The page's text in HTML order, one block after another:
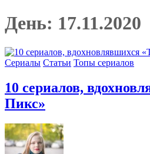
День: 17.11.2020
Сериалы Статьи Топы сериалов
10 сериалов,
Пикс»